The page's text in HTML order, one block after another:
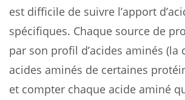
est difficile de suivre l’apport
spécifiques. Chaque source de
par son profil d’acides aminés
acides aminés de certaines
et compter chaque acide aminé